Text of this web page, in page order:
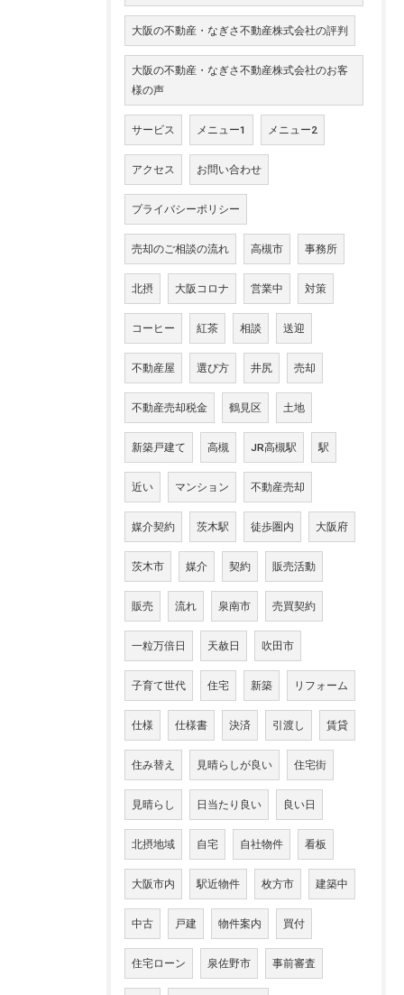
大阪の不動産・なぎさ不動産株式会社の評判
大阪の不動産・なぎさ不動産株式会社のお客
様の声
サービス メニュー1 メニュー2
アクセス お問い合わせ
プライバシーポリシー
売却のご相談の流れ 高槻市 事務所
北摂 大阪コロナ 営業中 対策
コーヒー 紅茶 相談 送迎
不動産屋 選び方 井尻 売却
不動産売却税金 鶴見区 土地
新築戸建て 高槻 JR高槻駅 駅
近い マンション 不動産売却
媒介契約 茨木駅 徒歩圏内 大阪府
茨木市 媒介 契約 販売活動
販売 流れ 泉南市 売買契約
一粒万倍日 天赦日 吹田市
子育て世代 住宅 新築 リフォーム
仕様 仕様書 決済 引渡し 賃貸
住み替え 見晴らしが良い 住宅街
見晴らし 日当たり良い 良い日
北摂地域 自宅 自社物件 看板
大阪市内 駅近物件 枚方市 建築中
中古 戸建 物件案内 買付
住宅ローン 泉佐野市 事前審査